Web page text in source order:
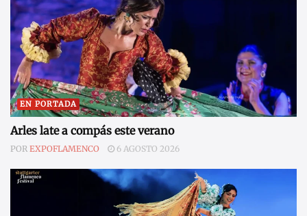
EN PORTADA
Arles late a compás este verano
POR EXPOFLAMENCO 6 AGOSTO 2026